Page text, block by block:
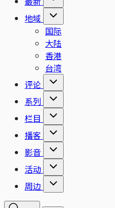
地域
国际
大陆
香港
台湾
评论
系列
栏目
播客
影音
活动
周边